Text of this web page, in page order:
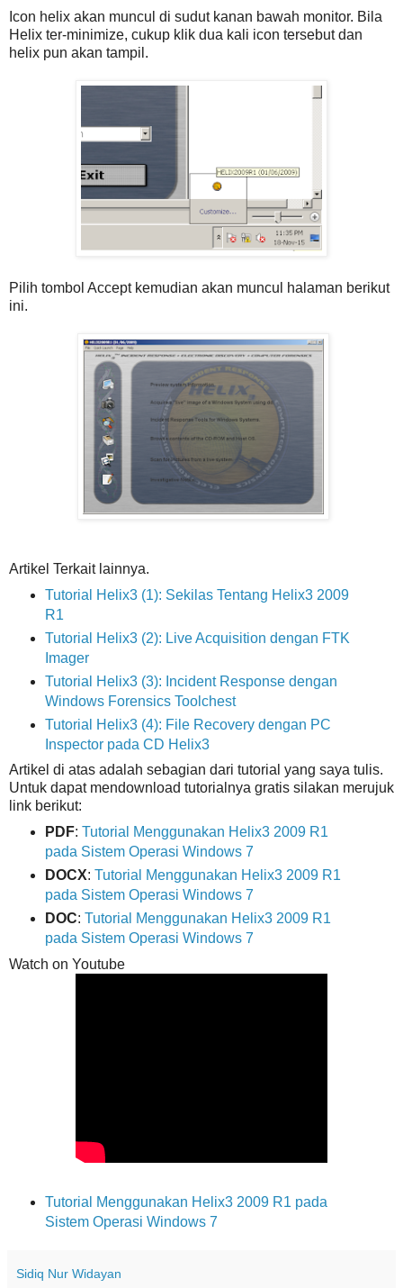
Icon helix akan muncul di sudut kanan bawah monitor. Bila
Helix ter-minimize, cukup klik dua kali icon tersebut dan
helix pun akan tampil.
Pilih tombol Accept kemudian akan muncul halaman berikut
ini.
Artikel Terkait lainnya.
Tutorial Helix3 (1): Sekilas Tentang Helix3 2009
R1
Tutorial Helix3 (2): Live Acquisition dengan FTK
Imager
Tutorial Helix3 (3): Incident Response dengan
Windows Forensics Toolchest
Tutorial Helix3 (4): File Recovery dengan PC
Inspector pada CD Helix3
Artikel di atas adalah sebagian dari tutorial yang saya tulis.
Untuk dapat mendownload tutorialnya gratis silakan merujuk
link berikut:
PDF: Tutorial Menggunakan Helix3 2009 R1
pada Sistem Operasi Windows 7
DOCX: Tutorial Menggunakan Helix3 2009 R1
pada Sistem Operasi Windows 7
DOC: Tutorial Menggunakan Helix3 2009 R1
pada Sistem Operasi Windows 7
Watch on Youtube
Tutorial Menggunakan Helix3 2009 R1 pada
Sistem Operasi Windows 7
Sidiq Nur Widayan